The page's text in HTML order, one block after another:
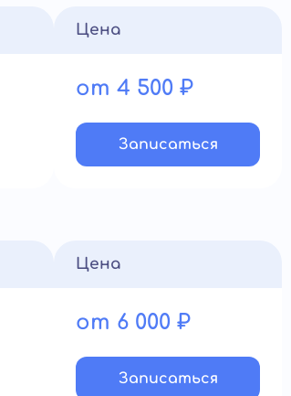
Цена
от 4 500 ₽
Записатьcя
Цена
от 6 000 ₽
Записатьcя